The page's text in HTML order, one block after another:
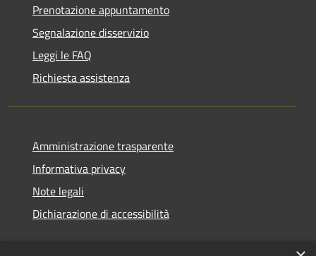
Prenotazione appuntamento
Segnalazione disservizio
Leggi le FAQ
Richiesta assistenza
Amministrazione trasparente
Informativa privacy
Note legali
Dichiarazione di accessibilità